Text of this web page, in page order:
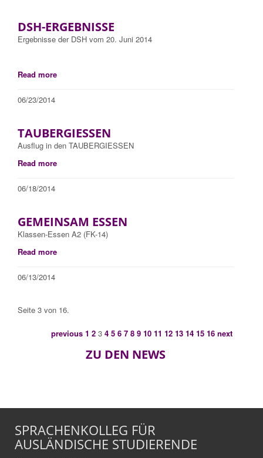
DSH-ERGEBNISSE
Ergebnisse der DSH vom 20. Juni 2014
Read more
06/23/2014
TAUBERGIESSEN
Ausflug in den TAUBERGIESSEN
Read more
06/18/2014
GEMEINSAM ESSEN
Klassen-Essen A2 (FK-14)
Read more
06/13/2014
Seite 3 von 16.
previous 1 2 3 4 5 6 7 8 9 10 11 12 13 14 15 16 next
ZU DEN NEWS
SPRACHENKOLLEG FÜR
AUSLÄNDISCHE STUDIERENDE